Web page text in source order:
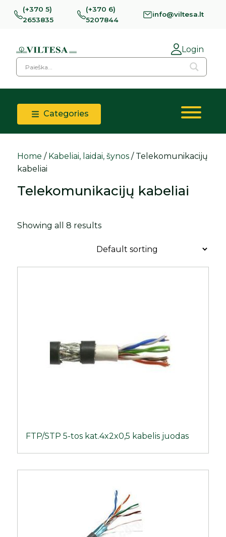
(+370 5)
2653835
(+370 6)
5207844
info@viltesa.lt
Login
Categories
Home / Kabeliai, laidai, šynos / Telekomunikacijų
kabeliai
Telekomunikacijų kabeliai
Showing all 8 results
FTP/STP 5-tos kat.4x2x0,5 kabelis juodas